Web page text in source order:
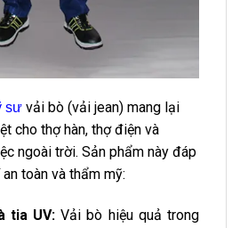
sư vải bò (vải jean) mang lại
cho thợ hàn, thợ điện và
ngoài trời. Sản phẩm này đáp
toàn và thẩm mỹ:
tia UV: Vải bò hiệu quả trong